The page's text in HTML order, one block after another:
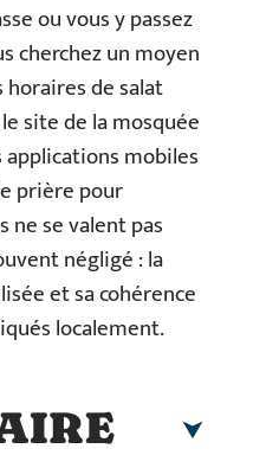
ou vous y passez
cherchez un moyen
de salat
site de la mosquée
applications mobiles
prière pour
ne se valent pas
négligé : la
et sa cohérence
localement.